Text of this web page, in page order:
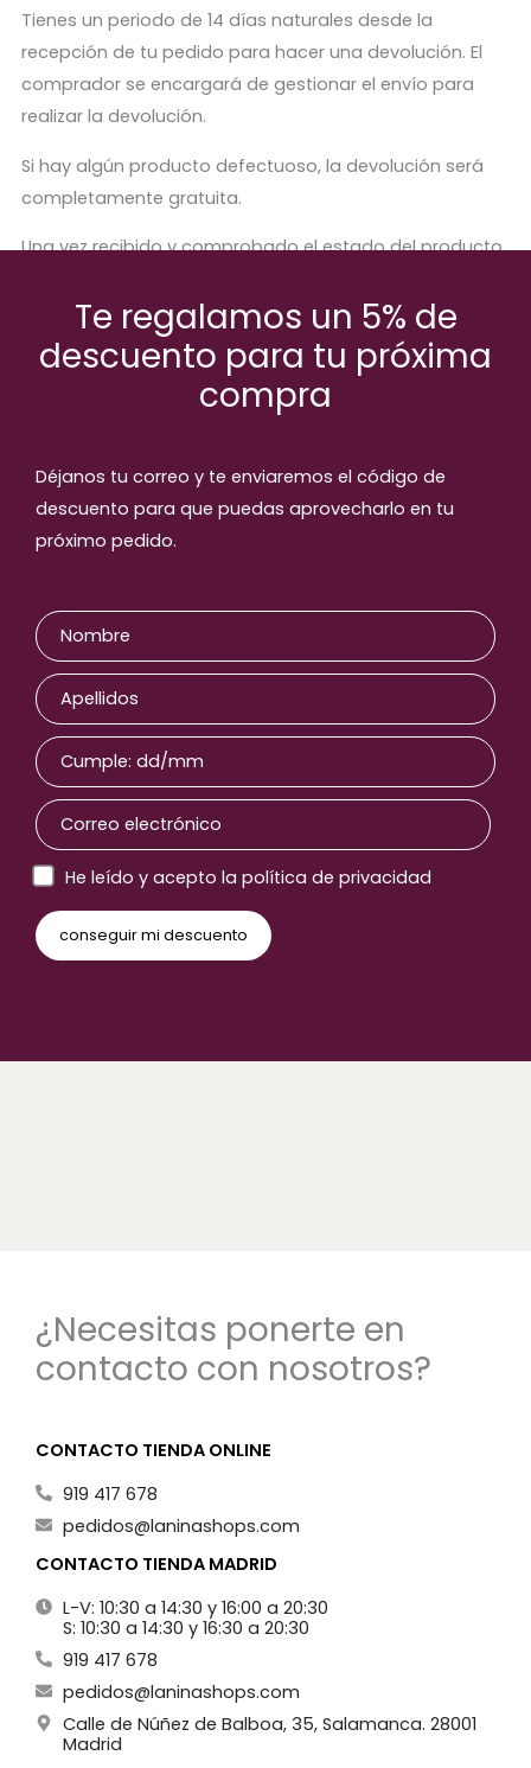
Tienes un periodo de 14 días naturales desde la
recepción de tu pedido para hacer una devolución. El
comprador se encargará de gestionar el envío para
realizar la devolución.
Si hay algún producto defectuoso, la devolución será
completamente gratuita.
Una vez recibido y comprobado el estado del producto,
Productos relaccionados
Te regalamos un 5% de
descuento para tu próxima
compra
Déjanos tu correo y te enviaremos el código de
descuento para que puedas aprovecharlo en tu
próximo pedido.
He leído y acepto la política de privacidad
¿Necesitas ponerte en
contacto con nosotros?
CONTACTO TIENDA ONLINE
919 417 678
pedidos@laninashops.com
CONTACTO TIENDA MADRID
L-V: 10:30 a 14:30 y 16:00 a 20:30
S: 10:30 a 14:30 y 16:30 a 20:30
919 417 678
pedidos@laninashops.com
Calle de Núñez de Balboa, 35, Salamanca. 28001
Madrid